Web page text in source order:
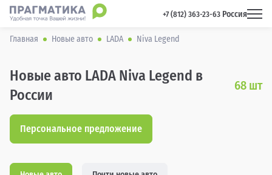
+7 (812) 363-23-63 Россия
Главная Новые авто LADA Niva Legend
Новые авто LADA Niva Legend в
России
68 шт
Персональное предложение